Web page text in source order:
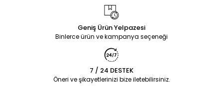
Geniş Ürün Yelpazesi
Binlerce ürün ve kampanya seçeneği
7 / 24 DESTEK
Öneri ve şikayetlerinizi bize iletebilirsiniz.